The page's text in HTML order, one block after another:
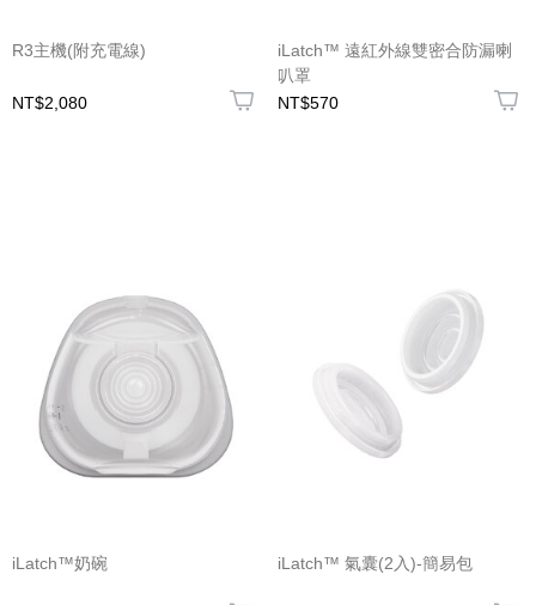
R3主機(附充電線)
NT$2,080
iLatch™ 遠紅外線雙密合防漏喇
叭罩
NT$570
iLatch™奶碗 iLatch™ 氣囊(2入)-簡易包